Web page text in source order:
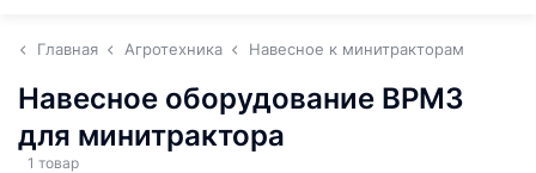
Главная Агротехника Навесное к минитракторам
Навесное оборудование ВРМЗ
для минитрактора
1 товар